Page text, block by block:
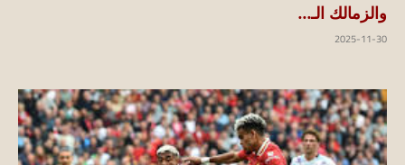
والزمالك الـ...
2025-11-30